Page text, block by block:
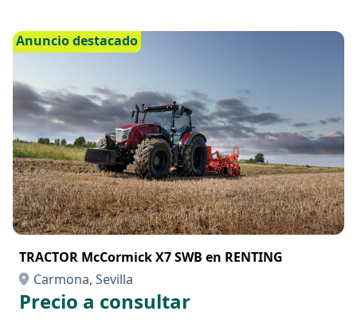
Anuncio destacado
TRACTOR McCormick X7 SWB en RENTING
Carmona, Sevilla
Precio a consultar